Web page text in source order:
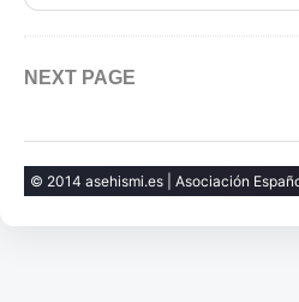
NEXT PAGE
© 2014 asehismi.es | Asociación